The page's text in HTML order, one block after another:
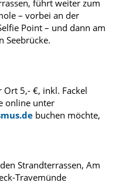
führt weiter zum
– vorbei an der
Point – und dann am
Seebrücke.
Ort 5,- €, inkl. Fackel
online unter
buchen möchte,
Strandterrassen, Am
Travemünde